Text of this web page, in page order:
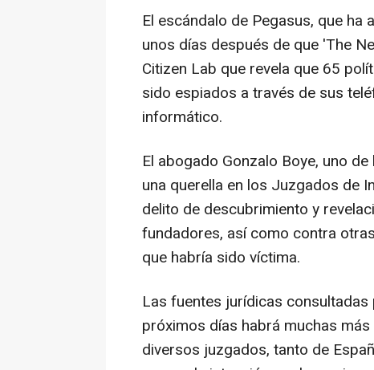
El escándalo de Pegasus, que
unos días después de que 'The
Citizen Lab que revela que 65
sido espiados a través de sus
informático.
El abogado Gonzalo Boye, uno
una querella en los Juzgados de
delito de descubrimiento y
fundadores, así como contra
que habría sido víctima.
Las fuentes jurídicas
próximos días habrá muchas
diversos juzgados, tanto de